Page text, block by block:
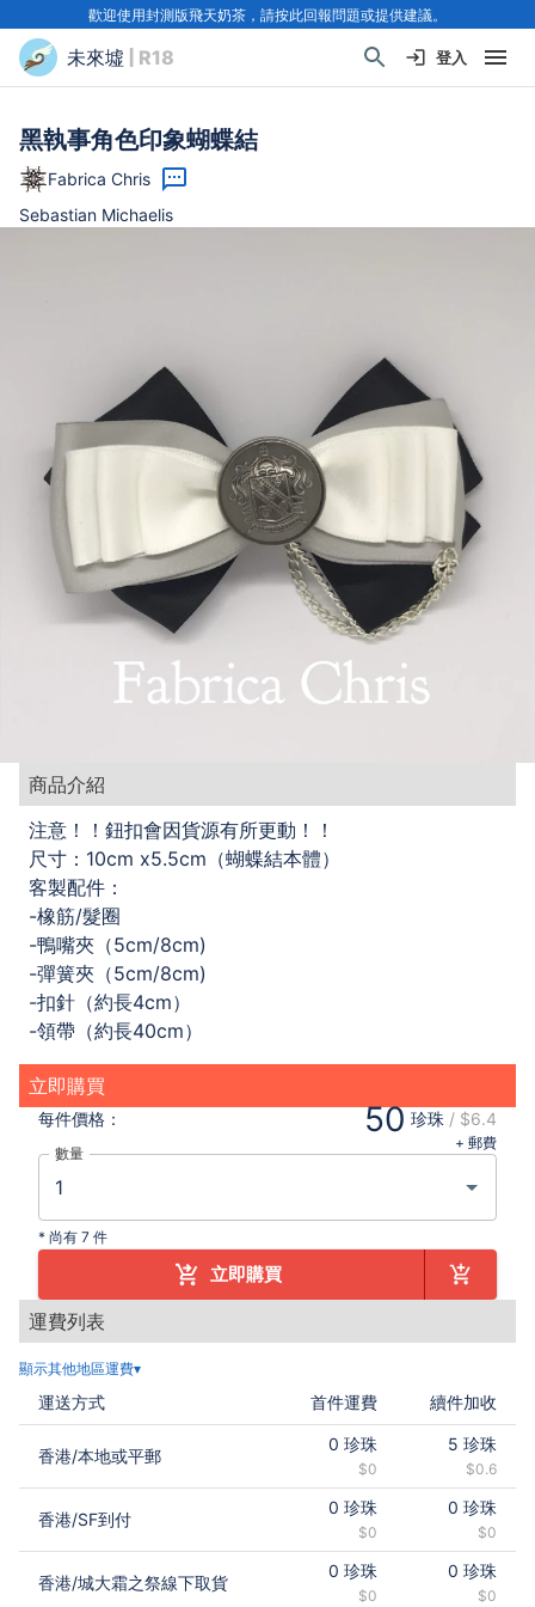
歡迎使用封測版飛天奶茶，請按此回報問題或提供建議。
未來墟 | R18 登入
黑執事角色印象蝴蝶結
Fabrica Chris
Sebastian Michaelis
商品介紹
注意！！鈕扣會因貨源有所更動！！
尺寸：10cm x5.5cm（蝴蝶結本體）
客製配件：
-橡筋/髮圈
-鴨嘴夾（5cm/8cm)
-彈簧夾（5cm/8cm)
-扣針（約長4cm）
-領帶（約長40cm）
立即購買
每件價格： 50 珍珠 / $6.4
+ 郵費
數量
* 尚有 7 件
立即購買
運費列表
顯示其他地區運費▾
運送方式 首件運費 續件加收
香港/本地或平郵
0 珍珠
$0
5 珍珠
$0.6
香港/SF到付
0 珍珠
$0
0 珍珠
$0
香港/城大霜之祭線下取貨
0 珍珠
$0
0 珍珠
$0